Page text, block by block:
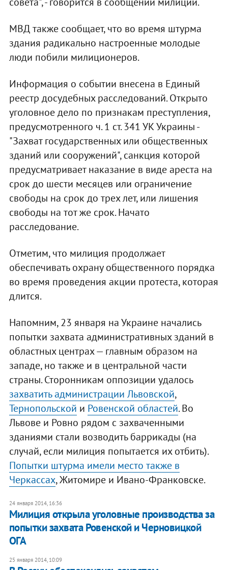
МВД также сообщает, что во время штурма
здания радикально настроенные молодые
люди побили милиционеров.
Информация о событии внесена в Единый
реестр досудебных расследований. Открыто
уголовное дело по признакам преступления,
предусмотренного ч. 1 ст. 341 УК Украины -
"Захват государственных или общественных
зданий или сооружений", санкция которой
предусматривает наказание в виде ареста на
срок до шести месяцев или ограничение
свободы на срок до трех лет, или лишения
свободы на тот же срок. Начато
расследование.
Отметим, что милиция продолжает
обеспечивать охрану общественного порядка
во время проведения акции протеста, которая
длится.
Напомним, 23 января на Украине начались
попытки захвата административных зданий в
областных центрах — главным образом на
западе, но также и в центральной части
страны. Сторонникам оппозиции удалось
захватить администрации Львовской,
Тернопольской и Ровенской областей. Во
Львове и Ровно рядом с захваченными
зданиями стали возводить баррикады (на
случай, если милиция попытается их отбить).
Попытки штурма имели место также в
Черкассах, Житомире и Ивано-Франковске.
24 января 2014, 16:36
Милиция открыла уголовные производства за
попытки захвата Ровенской и Черновицкой
ОГА
25 января 2014, 10:09